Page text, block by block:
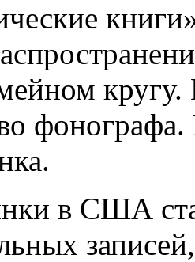
в США